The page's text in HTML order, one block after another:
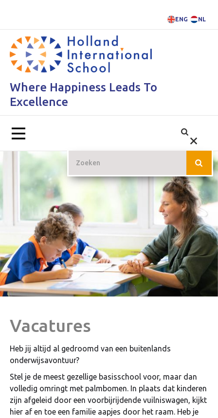
ENG NL
Where Happiness Leads To
Excellence
Vacatures
Heb jij altijd al gedroomd van een buitenlands
onderwijsavontuur?
Stel je de meest gezellige basisschool voor, maar dan
volledig omringt met palmbomen. In plaats dat kinderen
zijn afgeleid door een voorbijrijdende vuilniswagen, kijkt
hier af en toe een familie aapjes door het raam. Heb je